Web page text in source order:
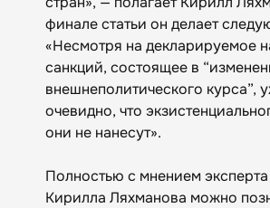
финале статьи он делает
«Несмотря на декларируемое
санкций, состоящее в
внешнеполитического курса”,
очевидно, что
они не нанесут».
Полностью с мнением
Кирилла Ляхманова можно